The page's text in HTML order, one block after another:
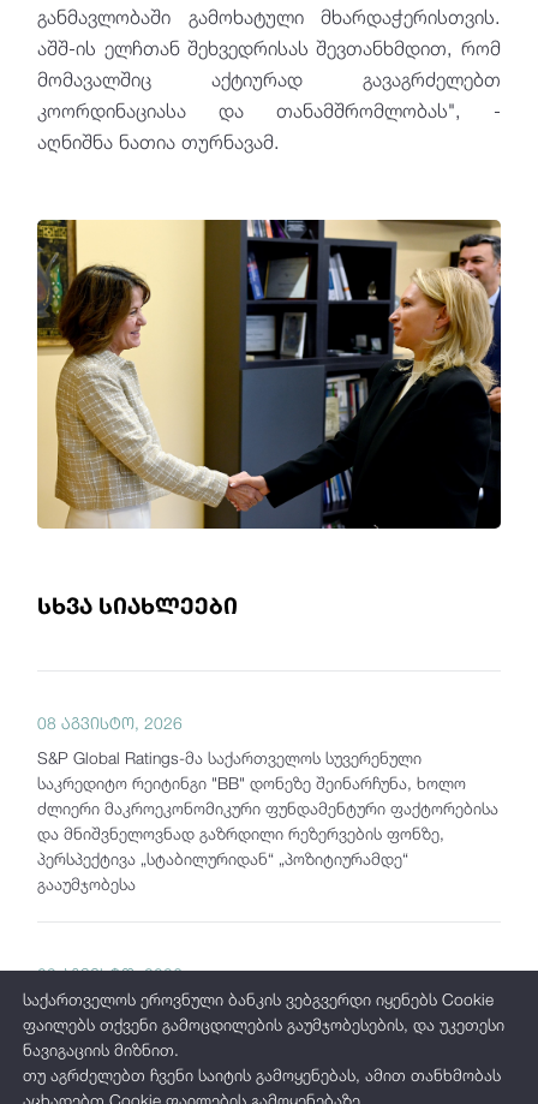
განმავლობაში გამოხატული მხარდაჭერისთვის.
აშშ-ის ელჩთან შეხვედრისას შევთანხმდით, რომ
მომავალშიც აქტიურად გავაგრძელებთ
კოორდინაციასა და თანამშრომლობას", -
აღნიშნა ნათია თურნავამ.
სხვა სიახლეები
08 აგვისტო, 2026
S&P Global Ratings-მა საქართველოს სუვერენული
საკრედიტო რეიტინგი "BB" დონეზე შეინარჩუნა, ხოლო
ძლიერი მაკროეკონომიკური ფუნდამენტური ფაქტორებისა
და მნიშვნელოვნად გაზრდილი რეზერვების ფონზე,
პერსპექტივა „სტაბილურიდან“ „პოზიტიურამდე“
გააუმჯობესა
03 აგვისტო, 2026
საქართველოს ეროვნულმა ბანკმა ინოვაციების
მიმართულებით საერთაშორისო აღიარება მოიპოვა
საქართველოს ეროვნული ბანკის ვებგვერდი იყენებს Cookie
ფაილებს თქვენი გამოცდილების გაუმჯობესების, და უკეთესი
ნავიგაციის მიზნით.
თუ აგრძელებთ ჩვენი საიტის გამოყენებას, ამით თანხმობას
აცხადებთ Cookie ფაილების გამოყენებაზე.